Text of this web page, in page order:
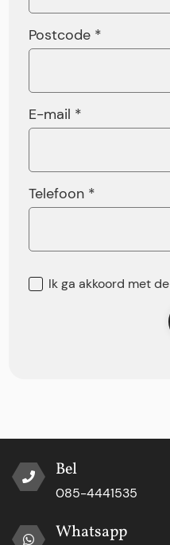
Postcode *
E-mail *
Telefoon *
Ik ga akkoord met de
Bel
085-4441535
Whatsapp